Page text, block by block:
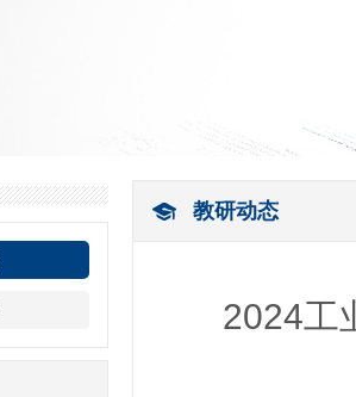
教研动态
2024工